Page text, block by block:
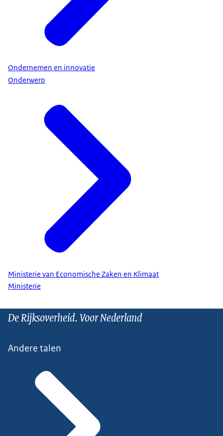
Ondernemen en innovatie
Onderwerp
Ministerie van Economische Zaken en Klimaat
Ministerie
De Rijksoverheid. Voor Nederland
Andere talen